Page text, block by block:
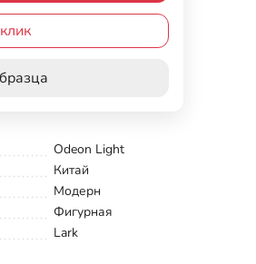
Odeon Light
Китай
Модерн
Фигурная
Lark